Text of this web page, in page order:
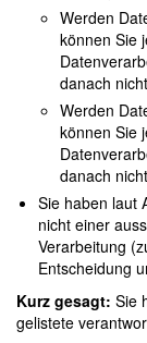
Werden
können Sie
danach
Werden
können Sie
danach
Sie haben laut
nicht einer
Verarbeitung
Entscheidung
Kurz gesagt: Sie
gelistete